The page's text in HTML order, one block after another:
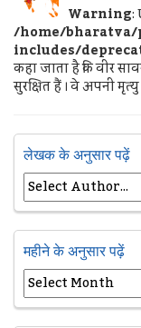
Warning:
/home/
includes/
कहा जाता है कि वीर
सुरक्षित हैं । वे अपनी मृत्यु
लेखक के अनुसार पढ़ें
महीने के अनुसार पढ़ें